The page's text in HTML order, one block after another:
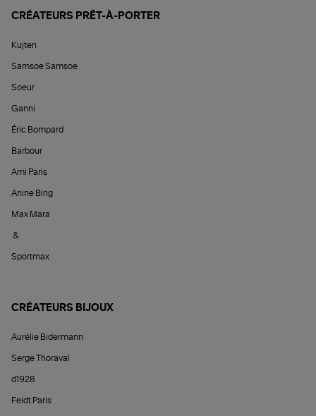
CRÉATEURS PRÊT-À-PORTER
Kujten
Samsoe Samsoe
Soeur
Ganni
Éric Bompard
Barbour
Ami Paris
Anine Bing
Max Mara
&
Sportmax
CRÉATEURS BIJOUX
Aurélie Bidermann
Serge Thoraval
d1928
Feidt Paris